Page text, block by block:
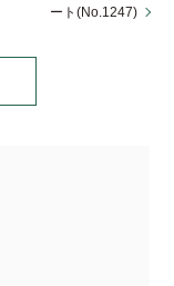
ート(No.1247)